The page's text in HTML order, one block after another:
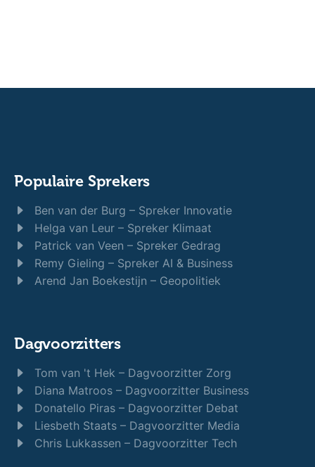
Populaire Sprekers
Ben van der Burg – Spreker Innovatie
Helga van Leur – Spreker Klimaat
Patrick van Veen – Spreker Gedrag
Remy Gieling – Spreker AI & Business
Arend Jan Boekestijn – Geopolitiek
Dagvoorzitters
Tom van 't Hek – Dagvoorzitter Zorg
Diana Matroos – Dagvoorzitter Business
Donatello Piras – Dagvoorzitter Debat
Liesbeth Staats – Dagvoorzitter Media
Chris Lukkassen – Dagvoorzitter Tech